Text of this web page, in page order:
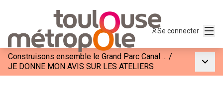
Se connecter
Construisons ensemble le Grand Parc Canal ... /
JE DONNE MON AVIS SUR LES ATELIERS